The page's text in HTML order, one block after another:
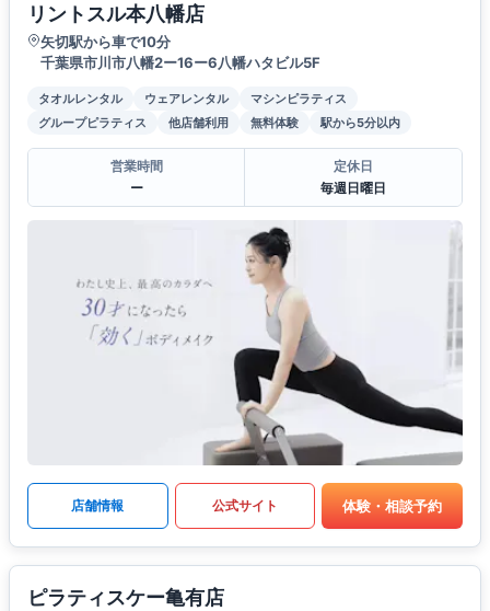
リントスル本八幡店
矢切駅から車で10分
千葉県市川市八幡2ー16ー6八幡ハタビル5F
タオルレンタル ウェアレンタル
マシンピラティス
グループピラティス
他店舗利用 無料体験 駅から5分以内
営業時間
ー
定休日
毎週日曜日
店舗情報 公式サイト 体験・相談予約
ピラティスケー亀有店